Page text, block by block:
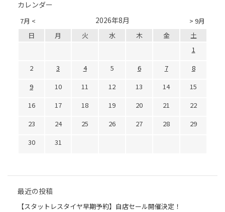
カレンダー
7月 < > 9月
2026年8月
日 月 火 水 木 金
土
1
2
3 4 5 6 7
8
9
10 11 12 13 14
15
16
17 18 19 20 21
22
23
24 25 26 27 28
29
30
31
最近の投稿
【スタットレスタイヤ早期予約】自店セール開催決定！